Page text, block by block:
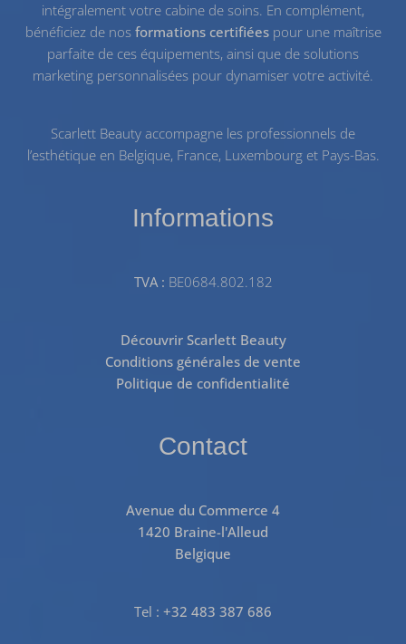
intégralement votre cabine de soins. En complément,
bénéficiez de nos formations certifiéespour une maîtrise
parfaite de ces équipements, ainsi que de solutions
marketing personnalisées pour dynamiser votre activité.
Scarlett Beauty accompagne les professionnels de
l’esthétique en Belgique, France, Luxembourg et Pays-Bas.
Informations
TVA : BE0684.802.182
Découvrir Scarlett Beauty
Conditions générales de vente
Politique de confidentialité
Contact
Avenue du Commerce 4
1420 Braine-l'Alleud
Belgique
Tel : +32 483 387 686